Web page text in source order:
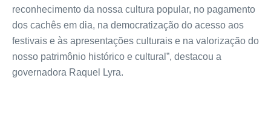
reconhecimento da nossa cultura popular, no pagamento
dos cachês em dia, na democratização do acesso aos
festivais e às apresentações culturais e na valorização do
nosso patrimônio histórico e cultural”, destacou a
governadora Raquel Lyra.